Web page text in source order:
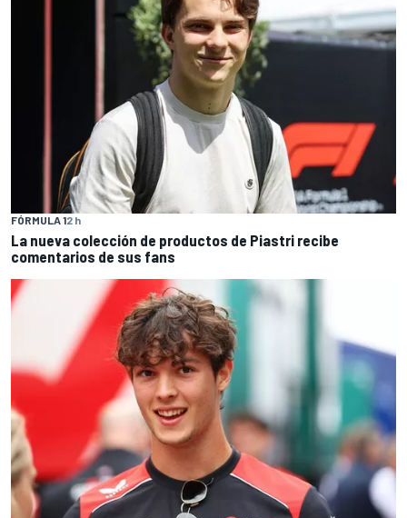
FÓRMULA 12 h
La nueva colección de productos de Piastri recibe
comentarios de sus fans